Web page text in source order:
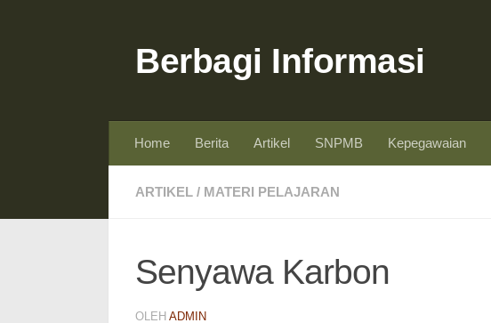
Berbagi Informasi
Home Berita Artikel SNPMB Kepegawaian
ARTIKEL / MATERI PELAJARAN
Senyawa Karbon
OLEH ADMIN